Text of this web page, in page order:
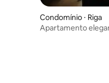
Condomínio ⋅ Riga
Apartamento